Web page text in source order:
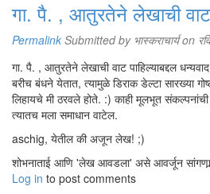
करून न्यूटन आणि लायब्निझ यांनी हे प्रश्न सोडवले.
(function) मर्यादाबिंदूंचा (लिमिट्‌स्‌,limits)
याचा अभ्यास म्हणजेच बदलाचे गणित होय.)
लिमिटची संकल्पना ही गणितातील महत्त्वाची
(function) एका विशिष्ट बिंदूभोवती वर्तणूक
थोडक्यात सांगायचे झाले, तर बिंदूंचा एखादा क्रम
कन्वर्ज होत असेल, तर त्या सिक्वेन्सवर तुमच्या
त्याचा अभ्यास करणे म्हणजे त्या फलाचे त्या
आलेख (ग्राफ) तुमच्या समोर असेल, तर क्ष-अक्षावर
बदललात, तर य-अक्षावर फलाचा आउटपुट कसा
अंतःप्रेरणेने (इंट्यूशनली) ही व्याख्या थोडा
गा. पै. , आतुरतेने लेखाची वाट
Permalink Submitted by भास्कराचार्यon
गा. पै. , आतुरतेने लेखाची वाट पाहिल्याबद्दल धन्यवाद.
बरीच बंधने येतात, त्यामुळे डिराक डेल्टा सारख्या
लिहायचे मी ठरवले होते. :) काही मूलभूत
त्यातच मला समाधान वाटेल.
aschig, येतील की अजून लेख! ;)
शोभनाताई आणि 'लेख आवडला' असे आवर्जून
Log in to post comments